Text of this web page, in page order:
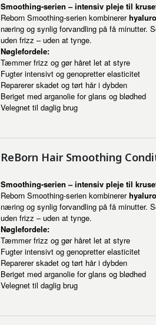
Smoothing-serien – intensiv pleje til
Reborn Smoothing-serien kombinerer
næring og synlig forvandling på få minutter.
uden frizz – uden at tynge.
Nøglefordele:
Tæmmer frizz og gør håret let at styre
Fugter intensivt og genopretter elasticitet
Reparerer skadet og tørt hår i dybden
Beriget med arganolie for glans og blødhed
Velegnet til daglig brug
ReBorn Hair Smoothing
Smoothing-serien – intensiv pleje til
Reborn Smoothing-serien kombinerer
næring og synlig forvandling på få minutter.
uden frizz – uden at tynge.
Nøglefordele:
Tæmmer frizz og gør håret let at styre
Fugter intensivt og genopretter elasticitet
Reparerer skadet og tørt hår i dybden
Beriget med arganolie for glans og blødhed
Velegnet til daglig brug